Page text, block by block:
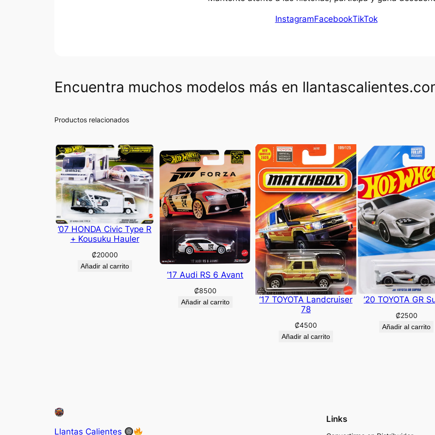
InstagramFacebookTikTok
Encuentra muchos modelos más en
Productos relacionados
’07 HONDA Civic Type R
+ Kousuku Hauler
₡20000
Añadir al carrito
’17 Audi RS 6 Avant
₡8500
Añadir al carrito
’17 TOYOTA Landcruiser
78
₡4500
Añadir al carrito
’20 TOYOTA GR
₡2500
Añadir al carrito
Llantas Calientes
Links